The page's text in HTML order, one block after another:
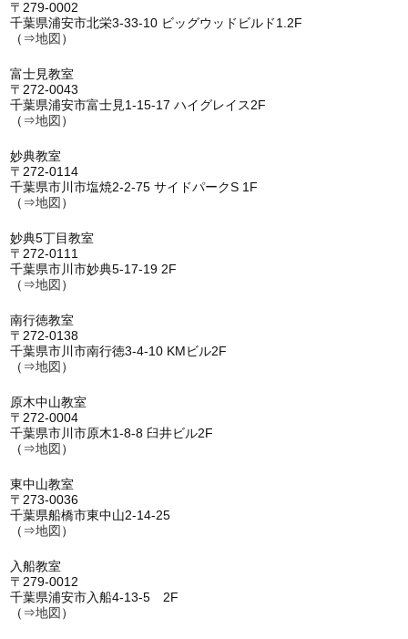
〒279-0002
千葉県浦安市北栄3-33-10 ビッグウッドビルド1.2F
（⇒地図 ）
富士見教室
〒272-0043
千葉県浦安市富士見1-15-17 ハイグレイス2F
（⇒地図 ）
妙典教室
〒272-0114
千葉県市川市塩焼2-2-75 サイドパークS 1F
（⇒地図 ）
妙典5丁目教室
〒272-0111
千葉県市川市妙典5-17-19 2F
（⇒地図 ）
南行徳教室
〒272-0138
千葉県市川市南行徳3-4-10 KMビル2F
（⇒地図 ）
原木中山教室
〒272-0004
千葉県市川市原木1-8-8 臼井ビル2F
（⇒地図 ）
東中山教室
〒273-0036
千葉県船橋市東中山2-14-25
（⇒地図 ）
入船教室
〒279-0012
千葉県浦安市入船4-13-5 2F
（⇒地図 ）